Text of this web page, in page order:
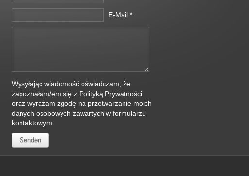
E-Mail *
Wysyłając wiadomość oświadczam, że
zapoznałam/em się z Polityką Prywatności
oraz wyrażam zgodę na przetwarzanie moich
danych osobowych zawartych w formularzu
kontaktowym.
Senden